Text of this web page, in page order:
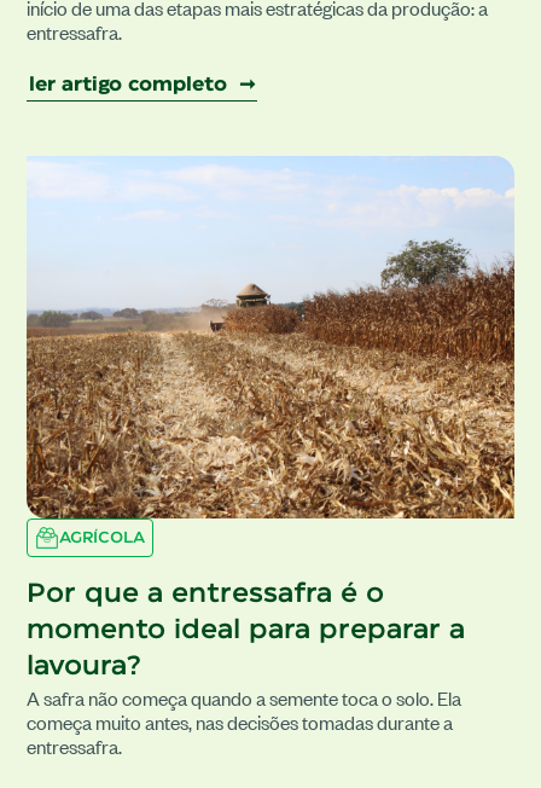
início de uma das etapas mais estratégicas da produção: a
entressafra.
ler artigo completo ➞
AGRÍCOLA
Por que a entressafra é o
momento ideal para preparar a
lavoura?
A safra não começa quando a semente toca o solo. Ela
começa muito antes, nas decisões tomadas durante a
entressafra.